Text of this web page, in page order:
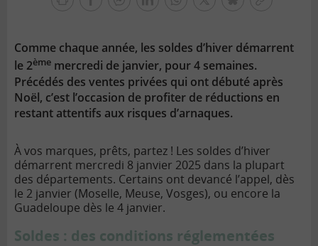
Comme chaque année, les soldes d’hiver démarrent
le 2ème mercredi de janvier, pour 4 semaines.
Précédés des ventes privées qui ont débuté après
Noël, c’est l’occasion de profiter de réductions en
restant attentifs aux risques d’arnaques.
Àvos marques, prêts, partez ! Les soldes d’hiver
démarrent mercredi 8 janvier 2025 dans la plupart
des départements. Certains ont devancé l’appel, dès
le 2 janvier (Moselle, Meuse, Vosges), ou encore la
Guadeloupe dès le 4 janvier.
Soldes : des conditions réglementées